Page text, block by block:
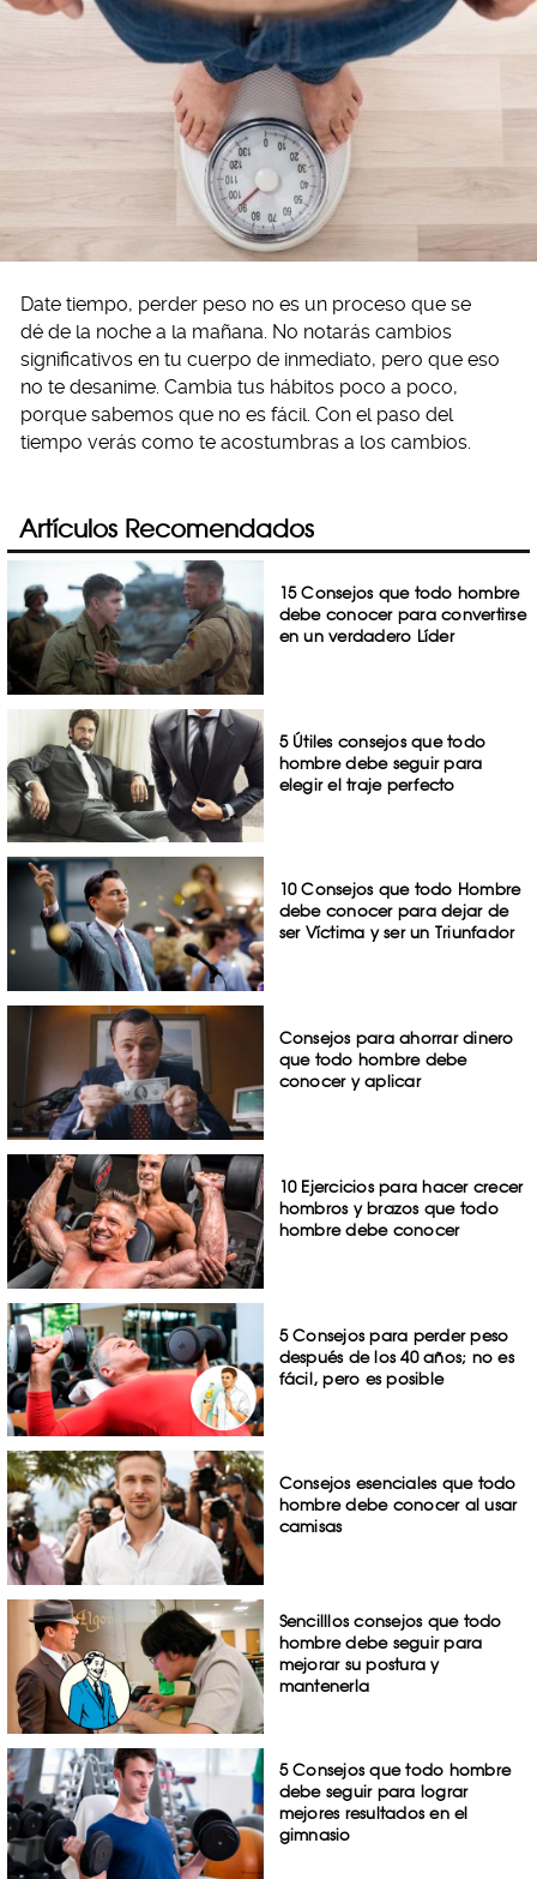
Date tiempo, perder peso no es un proceso que se
dé de la noche a la mañana. No notarás cambios
significativos en tu cuerpo de inmediato, pero que eso
no te desanime. Cambia tus hábitos poco a poco,
porque sabemos que no es fácil. Con el paso del
tiempo verás como te acostumbras a los cambios.
Artículos Recomendados
15 Consejos que todo hombre
debe conocer para convertirse
en un verdadero Líder
5 Útiles consejos que todo
hombre debe seguir para
elegir el traje perfecto
10 Consejos que todo Hombre
debe conocer para dejar de
ser Víctima y ser un Triunfador
Consejos para ahorrar dinero
que todo hombre debe
conocer y aplicar
10 Ejercicios para hacer crecer
hombros y brazos que todo
hombre debe conocer
5 Consejos para perder peso
después de los 40 años; no es
fácil, pero es posible
Consejos esenciales que todo
hombre debe conocer al usar
camisas
Sencilllos consejos que todo
hombre debe seguir para
mejorar su postura y
mantenerla
5 Consejos que todo hombre
debe seguir para lograr
mejores resultados en el
gimnasio